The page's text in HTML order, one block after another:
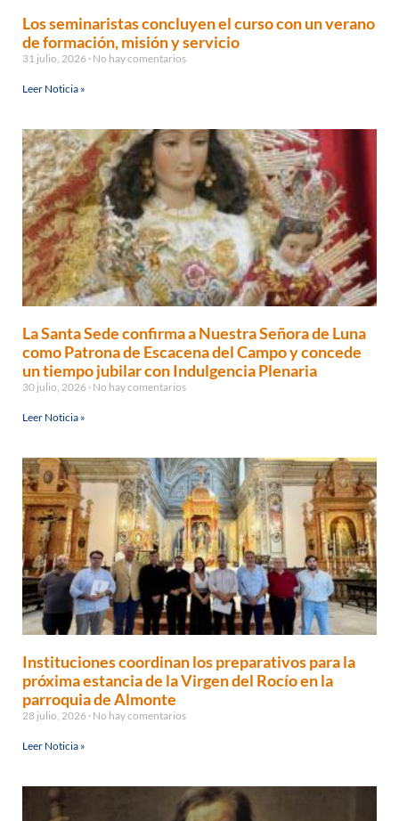
Los seminaristas concluyen el curso con un verano
de formación, misión y servicio
31 julio, 2026 No hay comentarios
Leer Noticia »
La Santa Sede confirma a Nuestra Señora de Luna
como Patrona de Escacena del Campo y concede
un tiempo jubilar con Indulgencia Plenaria
30 julio, 2026 No hay comentarios
Leer Noticia »
Instituciones coordinan los preparativos para la
próxima estancia de la Virgen del Rocío en la
parroquia de Almonte
28 julio, 2026 No hay comentarios
Leer Noticia »